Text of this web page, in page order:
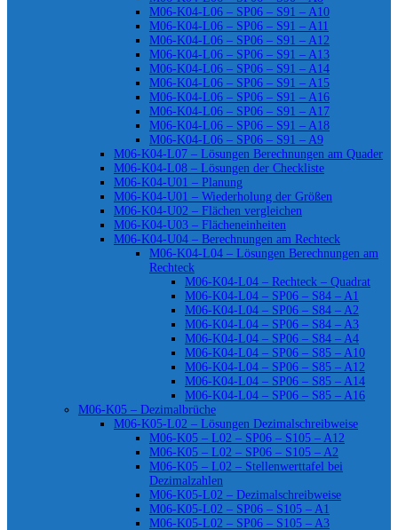
M06-K04-L06 – SP06 – S91 – A10
M06-K04-L06 – SP06 – S91 – A11
M06-K04-L06 – SP06 – S91 – A12
M06-K04-L06 – SP06 – S91 – A13
M06-K04-L06 – SP06 – S91 – A14
M06-K04-L06 – SP06 – S91 – A15
M06-K04-L06 – SP06 – S91 – A16
M06-K04-L06 – SP06 – S91 – A17
M06-K04-L06 – SP06 – S91 – A18
M06-K04-L06 – SP06 – S91 – A9
M06-K04-L07 – Lösungen Berechnungen am Quader
M06-K04-L08 – Lösungen der Checkliste
M06-K04-U01 – Planung
M06-K04-U01 – Wiederholung der Größen
M06-K04-U02 – Flächen vergleichen
M06-K04-U03 – Flächeneinheiten
M06-K04-U04 – Berechnungen am Rechteck
M06-K04-L04 – Lösungen Berechnungen am
Rechteck
M06-K04-L04 – Rechteck – Quadrat
M06-K04-L04 – SP06 – S84 – A1
M06-K04-L04 – SP06 – S84 – A2
M06-K04-L04 – SP06 – S84 – A3
M06-K04-L04 – SP06 – S84 – A4
M06-K04-L04 – SP06 – S85 – A10
M06-K04-L04 – SP06 – S85 – A12
M06-K04-L04 – SP06 – S85 – A14
M06-K04-L04 – SP06 – S85 – A16
M06-K05 – Dezimalbrüche
M06-K05-L02 – Lösungen Dezimalschreibweise
M06-K05 – L02 – SP06 – S105 – A12
M06-K05 – L02 – SP06 – S105 – A2
M06-K05 – L02 – Stellenwerttafel bei
Dezimalzahlen
M06-K05-L02 – Dezimalschreibweise
M06-K05-L02 – SP06 – S105 – A1
M06-K05-L02 – SP06 – S105 – A3